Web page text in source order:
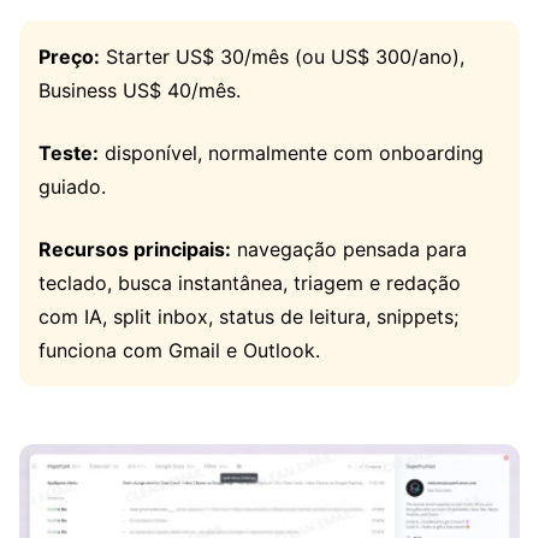
Preço: Starter US$ 30/mês (ou US$ 300/ano),
Business US$ 40/mês.
Teste: disponível, normalmente com onboarding
guiado.
Recursos principais: navegação pensada para
teclado, busca instantânea, triagem e redação
com IA, split inbox, status de leitura, snippets;
funciona com Gmail e Outlook.